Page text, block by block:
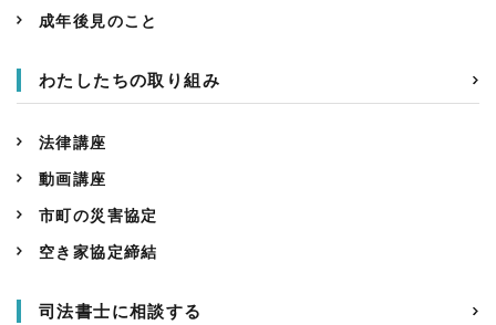
成年後見のこと
わたしたちの取り組み
法律講座
動画講座
市町の災害協定
空き家協定締結
司法書士に相談する